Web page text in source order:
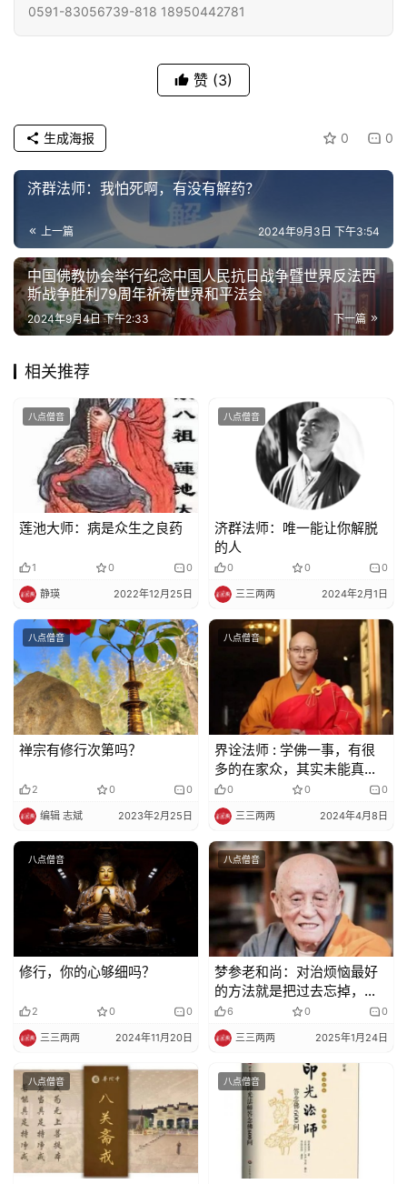
专
益
慈
善
人
物
寺
巡
纪
佛
教
艺
术
政
策
法
免
责
声
登录 注册
0591-83056739-818 18950442781
赞 (3)
0 0
生成海报
济群法师：我怕死啊，有没有解药？
上一篇 2024年9月3日 下午3:54
中国佛教协会举行纪念中国人民抗日战争暨世界反法西
斯战争胜利79周年祈祷世界和平法会
下一篇
2024年9月4日 下午2:33
相关推荐
八点僧音
莲池大师：病是众生之良药
1 0 0
静瑛 2022年12月25日
八点僧音
济群法师：唯一能让你解脱
的人
0 0 0
三三两两 2024年2月1日
八点僧音
禅宗有修行次第吗？
2 0 0
编辑 志斌 2023年2月25日
八点僧音
界诠法师 : 学佛一事，有很
多的在家众，其实未能真正
了解佛法义趣
0 0 0
三三两两 2024年4月8日
八点僧音
修行，你的心够细吗？
2 0 0
三三两两 2024年11月20日
八点僧音
梦参老和尚：对治烦恼最好
的方法就是把过去忘掉，千
万莫回忆过去
6 0 0
三三两两 2025年1月24日
八点僧音 八点僧音